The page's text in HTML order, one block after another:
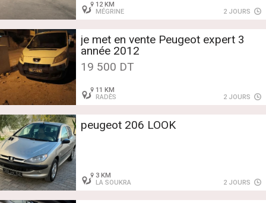
12 KM
MÉGRINE
2 JOURS
je met en vente Peugeot expert 3
année 2012
19 500 DT
11 KM
RADÈS
2 JOURS
peugeot 206 LOOK
3 KM
LA SOUKRA
2 JOURS